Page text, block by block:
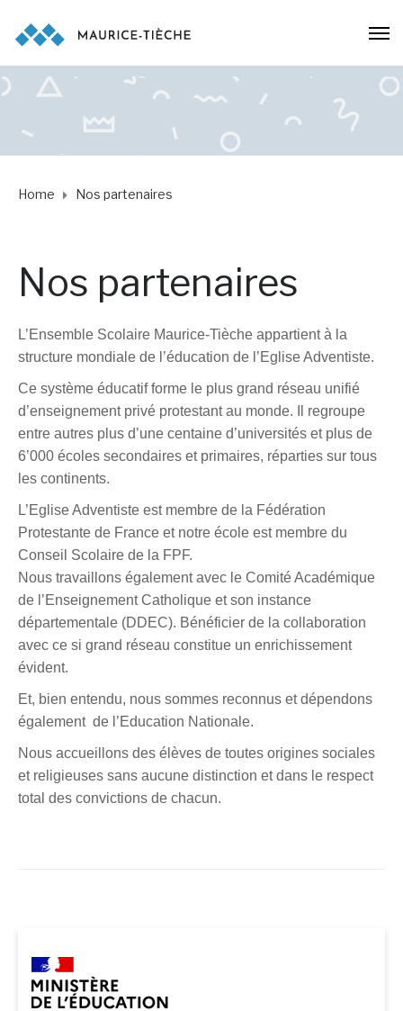
Home Nos partenaires
Nos partenaires
L’Ensemble Scolaire Maurice-Tièche appartient à la
structure mondiale de l’éducation de l’Eglise Adventiste.
Ce système éducatif forme le plus grand réseau unifié
d’enseignement privé protestant au monde. Il regroupe
entre autres plus d’une centaine d’universités et plus de
6’000 écoles secondaires et primaires, réparties sur tous
les continents.
L’Eglise Adventiste est membre de la Fédération
Protestante de France et notre école est membre du
Conseil Scolaire de la FPF.
Nous travaillons également avec le Comité Académique
de l’Enseignement Catholique et son instance
départementale (DDEC). Bénéficier de la collaboration
avec ce si grand réseau constitue un enrichissement
évident.
Et, bien entendu, nous sommes reconnus et dépendons
également de l’Education Nationale.
Nous accueillons des élèves de toutes origines sociales
et religieuses sans aucune distinction et dans le respect
total des convictions de chacun.